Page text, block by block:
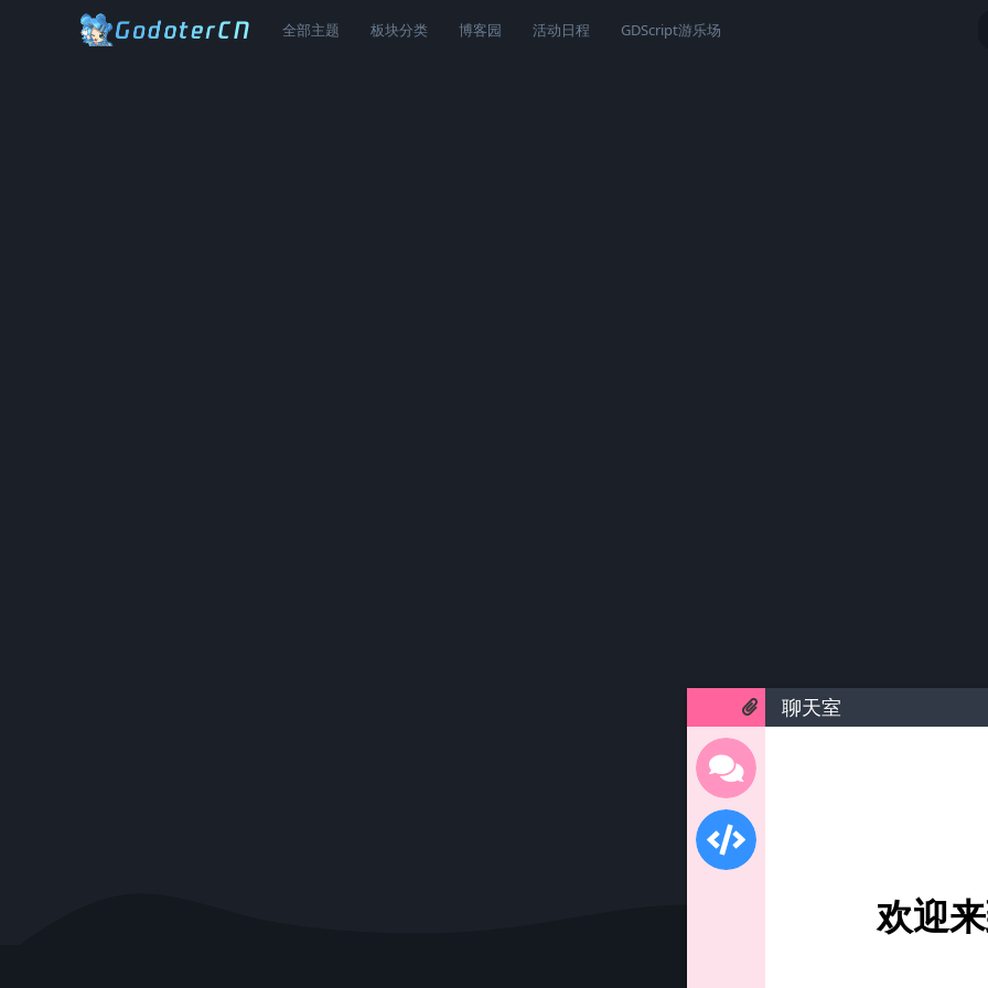
全部主题 板块分类 博客园 活动日程 GDScript游乐场
聊天室
欢迎